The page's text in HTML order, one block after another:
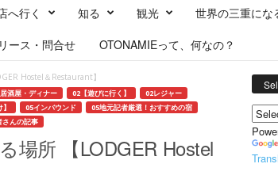
へ行く 知る 観光
世界の三重にな
ース・問合せ OTONAMIEって、何なの？
Hostel＆Restaurant】
酒屋・ディナー 02【遊びに行く】
02レジャー
05インバウンド
05地元記者厳選！おすすめの宿
んの記事
場所 【LODGER Hostel